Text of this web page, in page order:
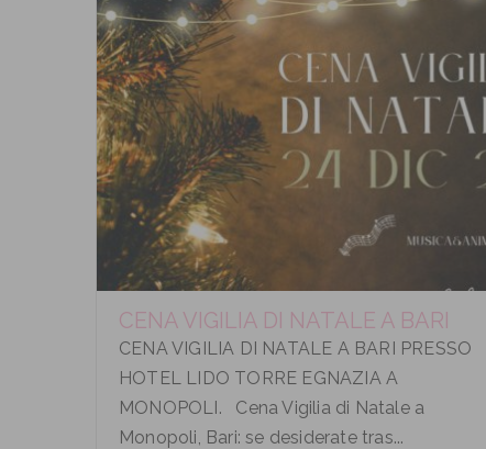
CENA VIGILIA DI NATALE A BARI
CENA VIGILIA DI NATALE A BARI PRESSO
HOTEL LIDO TORRE EGNAZIA A
MONOPOLI. Cena Vigilia di Natale a
Monopoli, Bari: se desiderate tras...